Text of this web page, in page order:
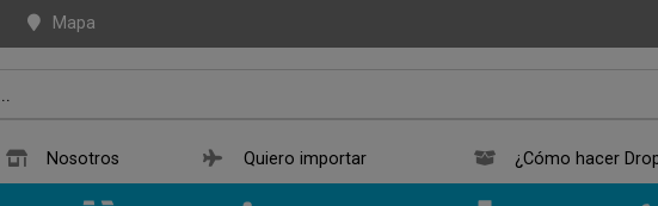
Mapa
Nosotros Quiero importar ¿Cómo hacer